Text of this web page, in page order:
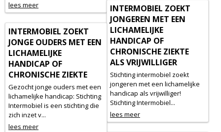
lees meer
INTERMOBIEL ZOEKT
JONGEREN MET EEN
LICHAMELIJKE
HANDICAP OF
CHRONISCHE ZIEKTE
ALS VRIJWILLIGER
Stichting intermobiel zoekt
jongeren met een lichamelijke
handicap als vrijwilliger!
Stichting Intermobiel...
lees meer
INTERMOBIEL ZOEKT
JONGE OUDERS MET EEN
LICHAMELIJKE
HANDICAP OF
CHRONISCHE ZIEKTE
Gezocht jonge ouders met een
lichamelijke handicap: Stichting
Intermobiel is een stichting die
zich inzet v...
lees meer